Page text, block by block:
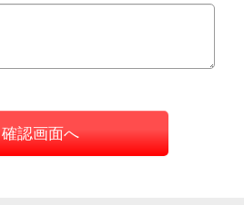
確認画面へ